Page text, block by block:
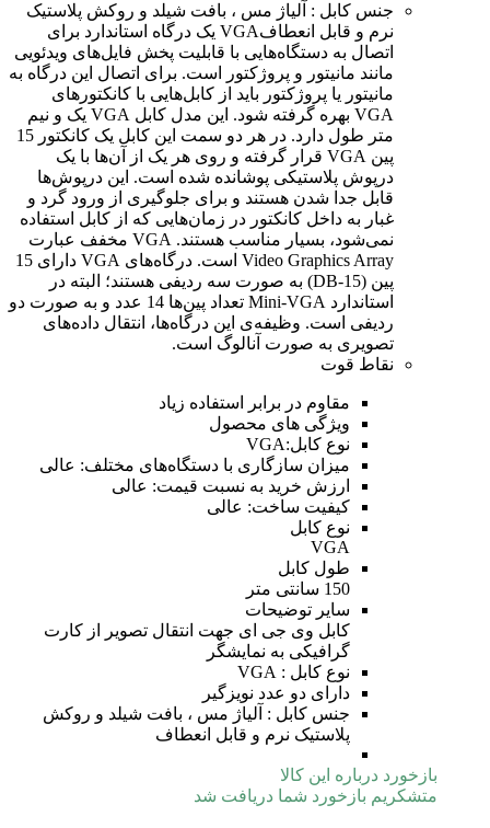
جنس کابل ‏‏:‏‏ آلیاژ مس ، بافت شیلد و روکش پلاستیک
نرم و قابل انعطاف
VGA یک درگاه استاندارد برای
اتصال به دستگاه‌هایی با قابلیت پخش فایل‌های ویدئویی
مانند مانیتور و پروژکتور است. برای اتصال این درگاه به
مانیتور یا پروژکتور باید از کابل‌هایی با کانکتورهای
VGA بهره گرفته شود. این مدل کابل VGA یک و نیم
متر طول دارد. در هر دو سمت این کابل یک کانکتور 15
پین VGA قرار گرفته و روی هر یک از آن‌ها با یک
درپوش پلاستیکی پوشانده شده است. این درپوش‌ها
قابل جدا شدن هستند و برای جلوگیری از ورود گرد و
غبار به داخل کانکتور در زمان‌هایی که از کابل استفاده
نمی‌شود، بسیار مناسب هستند. VGA مخفف عبارت
Video Graphics Array است. درگاه‌های VGA دارای 15
پین (DB-15) به صورت سه ردیفی هستند؛ البته در
استاندارد Mini-VGA تعداد پین‌ها 14 عدد و به صورت دو
ردیفی است. وظیفه‌ی این درگاه‌ها، انتقال داده‌های
تصویری به صورت آنالوگ است.
نقاط قوت
مقاوم در برابر استفاده زیاد
ویژگی های محصول
نوع کابل:VGA
میزان سازگاری با دستگاه‌های مختلف: عالی
ارزش خرید به نسبت قیمت: عالی
کیفیت ساخت: عالی
نوع کابل
VGA
طول کابل
150 سانتی متر
سایر توضیحات
کابل وی جی ای جهت انتقال تصویر از کارت
گرافیکی به نمایشگر
نوع کابل ‏‏:‏‏ VGA
دارای دو عدد نویزگیر
جنس کابل ‏‏:‏‏ آلیاژ مس ، بافت شیلد و روکش
پلاستیک نرم و قابل انعطاف
بازخورد درباره این کالا
متشکریم بازخورد شما دریافت شد